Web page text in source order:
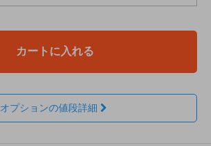
カートに入れる
オプションの値段詳細